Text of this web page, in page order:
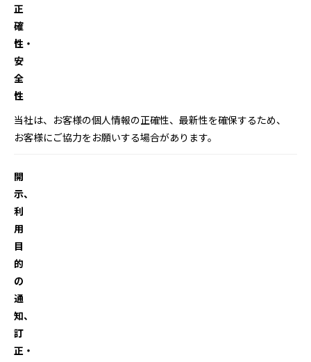
正
確
性・
安
全
性
当社は、お客様の個人情報の正確性、最新性を確保するため、
お客様にご協力をお願いする場合があります。
開
示、
利
用
目
的
の
通
知、
訂
正・